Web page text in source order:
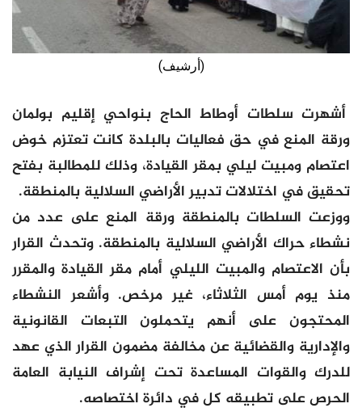
(أرشيف)
أشهرت سلطات أوطاط الحاج بنواحي إقليم بولمان
ورقة المنع في حق فعاليات بالبلدة كانت تعتزم خوض
اعتصام ومبيت ليلي بمقر القيادة، وذلك للمطالبة بفتح
تحقيق في اختلالات تدبير الأراضي السلالية بالمنطقة.
ووزعت السلطات بالمنطقة ورقة المنع على عدد من
نشطاء حراك الأراضي السلالية بالمنطقة. وتحدث القرار
بأن الاعتصام والمبيت الليلي أمام مقر القيادة والمقرر
منذ يوم أمس الثلاثاء، غير مرخص. وأشعر النشطاء
المحتجون على أنهم يتحملون التبعات القانونية
والإدارية والقضائية عن مخالفة مضمون القرار الذي عهد
للدرك والقوات المساعدة تحت إشراف النيابة العامة
الحرص على تطبيقه كل في دائرة اختصاصه.